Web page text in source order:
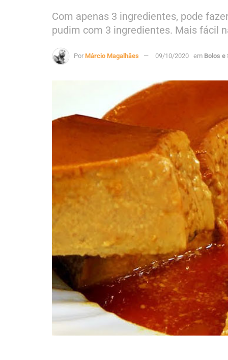
Com apenas 3 ingredientes, pode
pudim com 3 ingredientes. Mais fácil
Por Márcio Magalhães 09/10/2020 em Bolos e